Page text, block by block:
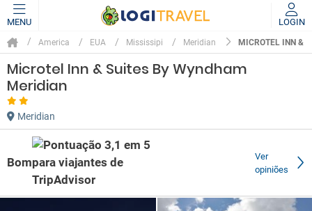
MENU LOGIN
America EUA Mississipi Meridian MICROTEL INN &
Microtel Inn & Suites By Wyndham
Meridian
Meridian
Bom
Ver
opiniões